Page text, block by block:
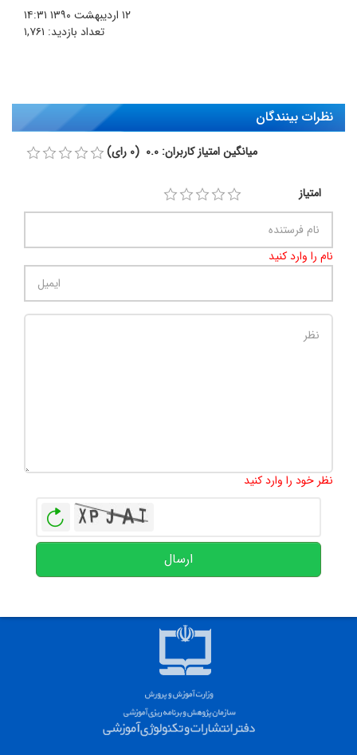
۱۲ اردیبهشت ۱۳۹۰
۱۴:۳۱
تعداد بازدید: ۱,۷۶۱
نظرات بینندگان
میانگین امتیاز کاربران: 0.0 (0 رای)
امتیاز
نام را وارد کنید
نظر خود را وارد کنید
ارسال